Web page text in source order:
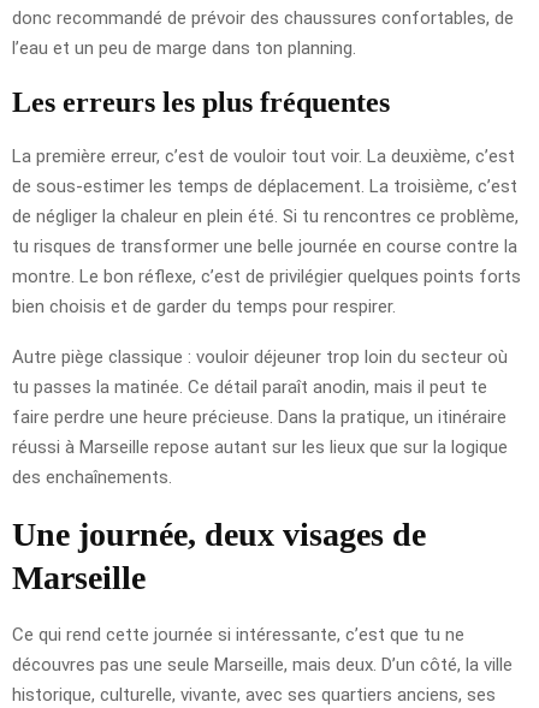
donc recommandé de prévoir des chaussures confortables, de
l’eau et un peu de marge dans ton planning.
Les erreurs les plus fréquentes
La première erreur, c’est de vouloir tout voir. La deuxième, c’est
de sous-estimer les temps de déplacement. La troisième, c’est
de négliger la chaleur en plein été. Si tu rencontres ce problème,
tu risques de transformer une belle journée en course contre la
montre. Le bon réflexe, c’est de privilégier quelques points forts
bien choisis et de garder du temps pour respirer.
Autre piège classique : vouloir déjeuner trop loin du secteur où
tu passes la matinée. Ce détail paraît anodin, mais il peut te
faire perdre une heure précieuse. Dans la pratique, un itinéraire
réussi à Marseille repose autant sur les lieux que sur la logique
des enchaînements.
Une journée, deux visages de
Marseille
Ce qui rend cette journée si intéressante, c’est que tu ne
découvres pas une seule Marseille, mais deux. D’un côté, la ville
historique, culturelle, vivante, avec ses quartiers anciens, ses